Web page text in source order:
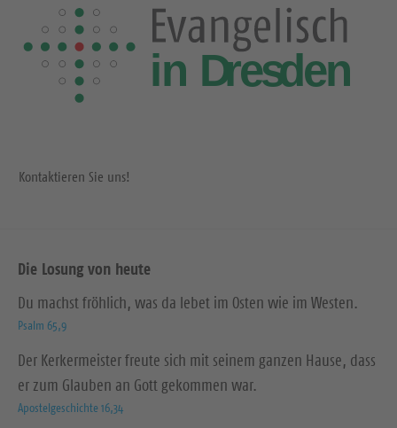
Kontaktieren Sie uns!
Die Losung von heute
Du machst fröhlich, was da lebet im Osten wie im Westen.
Psalm 65,9
Der Kerkermeister freute sich mit seinem ganzen Hause, dass
er zum Glauben an Gott gekommen war.
Apostelgeschichte 16,34